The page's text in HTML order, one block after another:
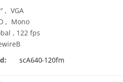
, VGA
, Mono
, 122 fps
scA640-120fm